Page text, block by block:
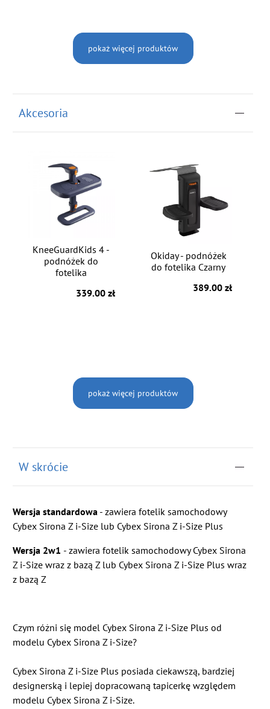
pokaż więcej produktów
Akcesoria
KneeGuardKids 4 -
podnóżek do
fotelika
339.00 zł
Okiday - podnóżek
do fotelika Czarny
389.00 zł
pokaż więcej produktów
W skrócie
Wersja standardowa - zawiera fotelik samochodowy
Cybex Sirona Z i-Size lub Cybex Sirona Z i-Size Plus
Wersja 2w1 - zawiera fotelik samochodowy Cybex Sirona
Z i-Size wraz z bazą Z lub Cybex Sirona Z i-Size Plus wraz
z bazą Z
Czym różni się model Cybex Sirona Z i-Size Plus od
modelu Cybex Sirona Z i-Size?
Cybex Sirona Z i-Size Plus posiada ciekawszą, bardziej
designerską i lepiej dopracowaną tapicerkę względem
modelu Cybex Sirona Z i-Size.